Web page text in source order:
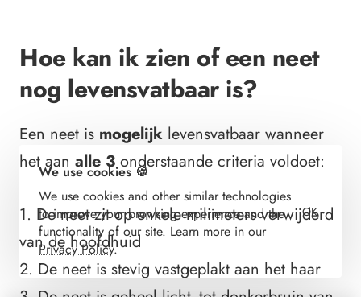
We use cookies 🍪
We use cookies and other similar technologies
to improve your browsing experience and the
functionality of our site. Learn more in our
Privacy Policy.
OK
Hoe kan ik zien of een neet
nog levensvatbaar is?
Een neet is mogelijk levensvatbaar wanneer
het aan alle 3onderstaande criteria voldoet:
1. De neet zit op enkele milimeters verwijderd
van de hoofdhuid
2. De neet is stevig vastgeplakt aan het haar